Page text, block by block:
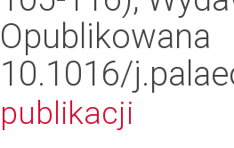
Opublikowana
10.1016/
publikacji